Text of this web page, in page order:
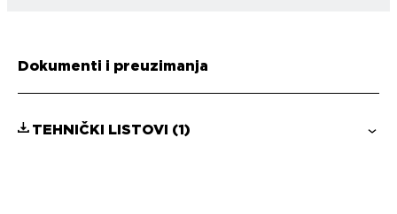
Dokumenti i preuzimanja
TEHNIČKI LISTOVI (1)